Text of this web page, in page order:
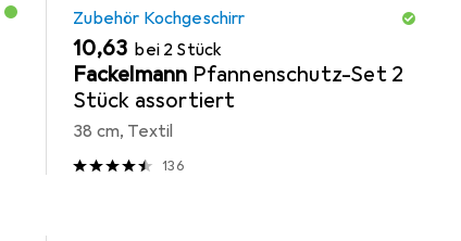
Zubehör Kochgeschirr
EUR
10,63 bei 2 Stück
Fackelmann Pfannenschutz-Set 2
Stück assortiert
38 cm, Textil
136